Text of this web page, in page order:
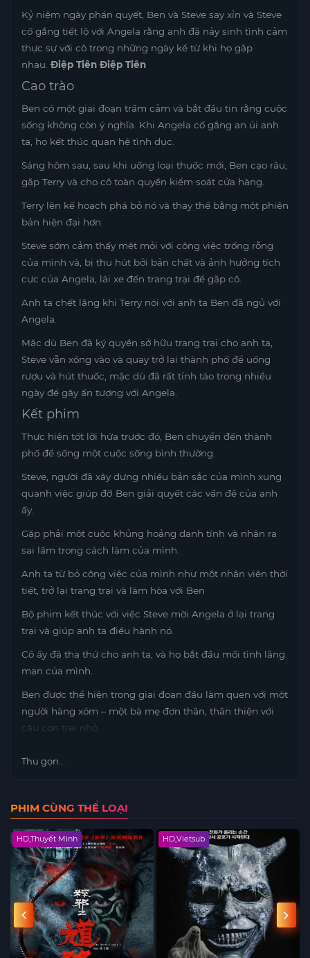
Kỷ niệm ngày phán quyết, Ben và Steve say xỉn và Steve
cố gắng tiết lộ với Angela rằng anh đã nảy sinh tình cảm
thực sự với cô trong những ngày kể từ khi họ gặp
nhau. Điệp Tiên Điệp Tiên
Cao trào
Ben có một giai đoạn trầm cảm và bắt đầu tin rằng cuộc
sống không còn ý nghĩa. Khi Angela cố gắng an ủi anh
ta, họ kết thúc quan hệ tình dục.
Sáng hôm sau, sau khi uống loại thuốc mới, Ben cạo râu,
gặp Terry và cho cô toàn quyền kiểm soát cửa hàng.
Terry lên kế hoạch phá bỏ nó và thay thế bằng một phiên
bản hiện đại hơn.
Steve sớm cảm thấy mệt mỏi với công việc trống rỗng
của mình và, bị thu hút bởi bản chất và ảnh hưởng tích
cực của Angela, lái xe đến trang trại để gặp cô.
Anh ta chết lặng khi Terry nói với anh ta Ben đã ngủ với
Angela.
Mặc dù Ben đã ký quyền sở hữu trang trại cho anh ta,
Steve vẫn xông vào và quay trở lại thành phố để uống
rượu và hút thuốc, mặc dù đã rất tỉnh táo trong nhiều
ngày để gây ấn tượng với Angela.
Kết phim
Thực hiện tốt lời hứa trước đó, Ben chuyển đến thành
phố để sống một cuộc sống bình thường.
Steve, người đã xây dựng nhiều bản sắc của mình xung
quanh việc giúp đỡ Ben giải quyết các vấn đề của anh
ấy.
Gặp phải một cuộc khủng hoảng danh tính và nhận ra
sai lầm trong cách làm của mình.
Anh ta từ bỏ công việc của mình như một nhân viên thời
tiết, trở lại trang trại và làm hòa với Ben
Bộ phim kết thúc với việc Steve mời Angela ở lại trang
trại và giúp anh ta điều hành nó.
Cô ấy đã tha thứ cho anh ta, và họ bắt đầu mối tình lãng
mạn của mình.
Ben được thể hiện trong giai đoạn đầu làm quen với một
người hàng xóm – một bà mẹ đơn thân, thân thiện với
cậu con trai nhỏ.
Thu gọn...
PHIM CÙNG THỂ LOẠI
HD,Thuyết Minh HD,Vietsub